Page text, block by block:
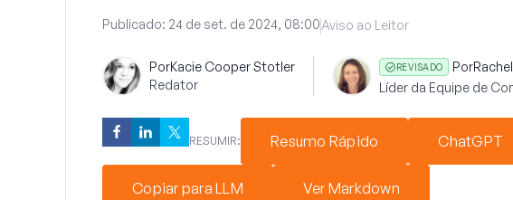
Publicado: 24 de set. de 2024, 08:00Aviso ao Leitor
PorKacie Cooper Stotler
Redator
REVISADO Por
Líder da Equipe de
RESUMIR: Resumo Rápido ChatGPT
Copiar para LLM Ver Markdown